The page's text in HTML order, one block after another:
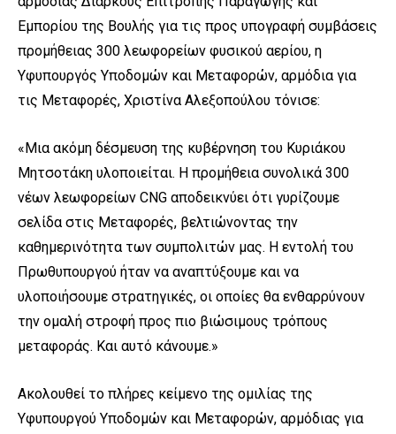
Εμπορίου της Βουλής για τις προς υπογραφή συμβάσεις
προμήθειας 300 λεωφορείων φυσικού αερίου, η
Υφυπουργός Υποδομών και Μεταφορών, αρμόδια για
τις Μεταφορές, Χριστίνα Αλεξοπούλου τόνισε:
«Μια ακόμη δέσμευση της κυβέρνηση του Κυριάκου
Μητσοτάκη υλοποιείται. Η προμήθεια συνολικά 300
νέων λεωφορείων CNG αποδεικνύει ότι γυρίζουμε
σελίδα στις Μεταφορές, βελτιώνοντας την
καθημερινότητα των συμπολιτών μας. Η εντολή του
Πρωθυπουργού ήταν να αναπτύξουμε και να
υλοποιήσουμε στρατηγικές, οι οποίες θα ενθαρρύνουν
την ομαλή στροφή προς πιο βιώσιμους τρόπους
μεταφοράς. Και αυτό κάνουμε.»
Ακολουθεί το πλήρες κείμενο της ομιλίας της
Υφυπουργού Υποδομών και Μεταφορών, αρμόδιας για